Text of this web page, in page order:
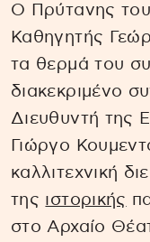
Ο Πρύτανης του
Καθηγητής
τα θερμά του
διακεκριμένο
Διευθυντή της
Γιώργο
καλλιτεχνική
της ιστορικής
στο Αρχαίο